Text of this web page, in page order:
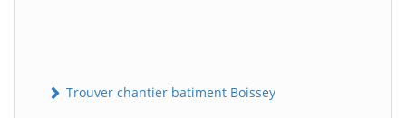
Trouver chantier batiment Boissey